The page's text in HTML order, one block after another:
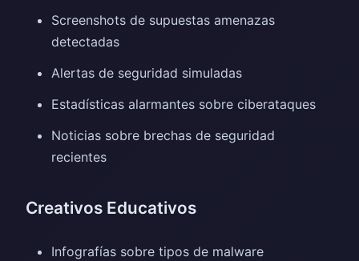
Screenshots de supuestas amenazas
detectadas
Alertas de seguridad simuladas
Estadísticas alarmantes sobre ciberataques
Noticias sobre brechas de seguridad
recientes
Creativos Educativos
Infografías sobre tipos de malware